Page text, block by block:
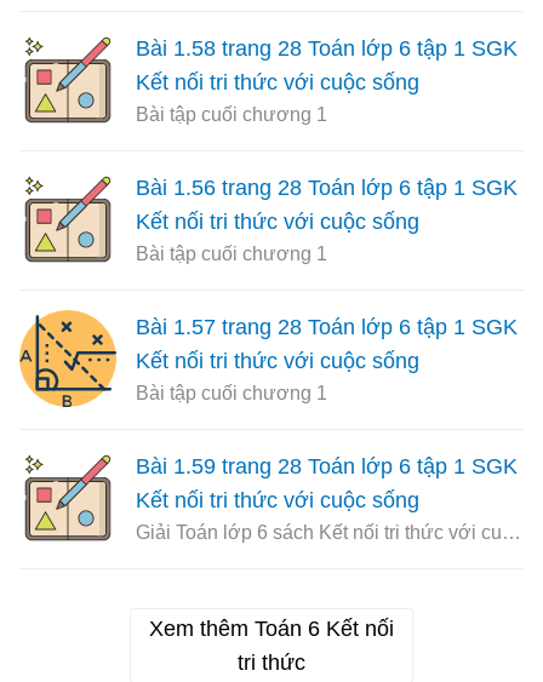
Bài 1.58 trang 28 Toán lớp 6 tập 1 SGK
Kết nối tri thức với cuộc sống
Bài tập cuối chương 1
Bài 1.56 trang 28 Toán lớp 6 tập 1 SGK
Kết nối tri thức với cuộc sống
Bài tập cuối chương 1
Bài 1.57 trang 28 Toán lớp 6 tập 1 SGK
Kết nối tri thức với cuộc sống
Bài tập cuối chương 1
Bài 1.59 trang 28 Toán lớp 6 tập 1 SGK
Kết nối tri thức với cuộc sống
Giải Toán lớp 6 sách Kết nối tri thức với cuộc sống
Xem thêm Toán 6 Kết nối
tri thức